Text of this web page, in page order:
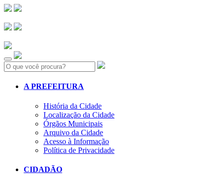
Search:
A PREFEITURA
História da Cidade
Localização da Cidade
Órgãos Municipais
Arquivo da Cidade
Acesso à Informação
Política de Privacidade
CIDADÃO